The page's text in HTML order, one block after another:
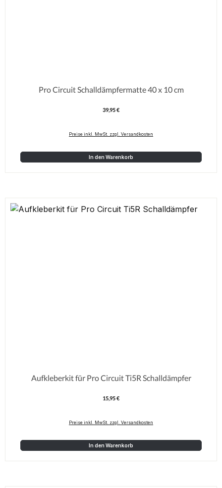
Pro Circuit Schalldämpfermatte 40 x 10 cm
Regulärer Preis:
39,95 €
Preise inkl. MwSt. zzgl. Versandkosten
In den Warenkorb
Aufkleberkit für Pro Circuit Ti5R Schalldämpfer
Regulärer Preis:
15,95 €
Preise inkl. MwSt. zzgl. Versandkosten
In den Warenkorb